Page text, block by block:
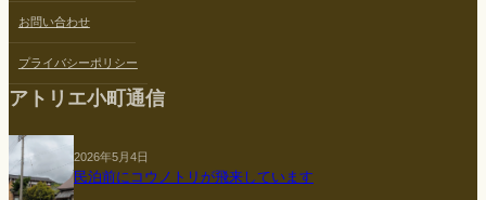
お問い合わせ
プライバシーポリシー
アトリエ小町通信
2026年5月4日
民泊前にコウノトリが飛来しています